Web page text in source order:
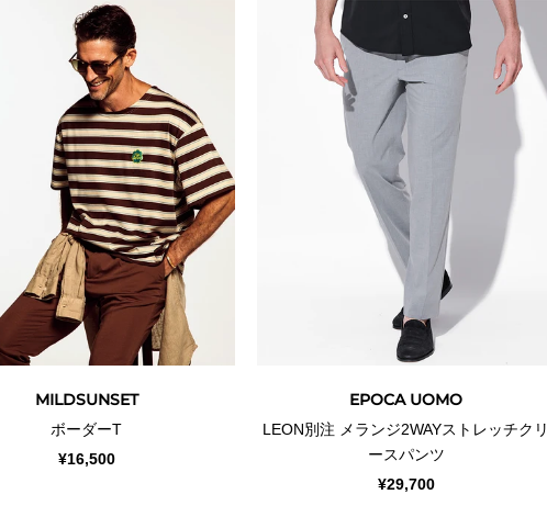
MILDSUNSET
ボーダーT
¥16,500
EPOCA UOMO
LEON別注 メランジ2WAYストレッチクリ
ースパンツ
¥29,700